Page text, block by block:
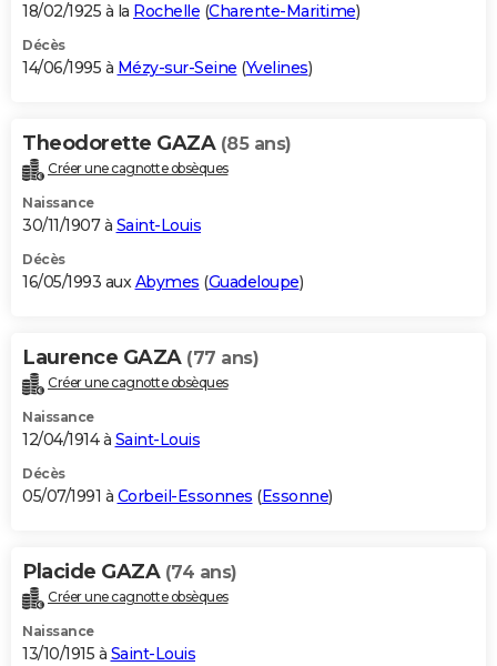
18/02/1925 à la Rochelle (Charente-Maritime)
Décès
14/06/1995 à Mézy-sur-Seine (Yvelines)
Theodorette GAZA (85 ans)
Créer une cagnotte obsèques
Naissance
30/11/1907 à Saint-Louis
Décès
16/05/1993 auxAbymes (Guadeloupe)
Laurence GAZA (77 ans)
Créer une cagnotte obsèques
Naissance
12/04/1914 à Saint-Louis
Décès
05/07/1991 à Corbeil-Essonnes (Essonne)
Placide GAZA (74 ans)
Créer une cagnotte obsèques
Naissance
13/10/1915 à Saint-Louis